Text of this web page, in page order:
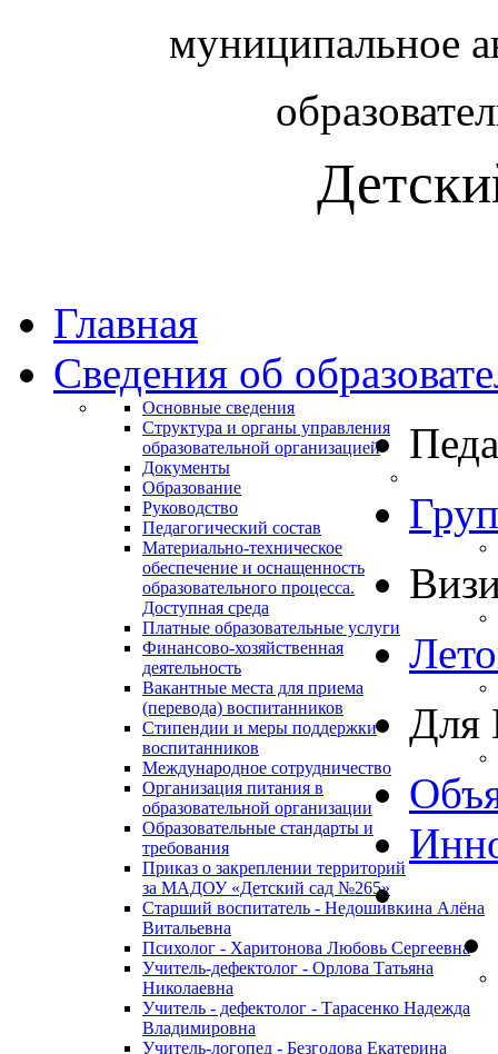
муниципальное
Главная
Сведения об
Основные сведения
Структура и органы управления
образовательной организацией
Документы
Образование
Руководство
Педагогический состав
Материально-техническое
обеспечение и оснащенность
образовательного процесса.
Доступная среда
Платные образовательные услуги
Финансово-хозяйственная
деятельность
Вакантные места для приема
(перевода) воспитанников
Стипендии и меры поддержки
воспитанников
Международное сотрудничество
Организация питания в
образовательной организации
Образовательные стандарты и
требования
Приказ о закреплении территорий
за МАДОУ «Детский сад №265»
Старший воспитатель - Недошивкина Алёна
Витальевна
Психолог - Харитонова Любовь Сергеевна
Учитель-дефектолог - Орлова Татьяна
Николаевна
Учитель - дефектолог - Тарасенко Надежда
Владимировна
Учитель-логопед - Безгодова Екатерина
Для